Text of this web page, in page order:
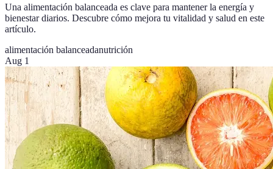
Una alimentación balanceada es clave para mantener la energía y
bienestar diarios. Descubre cómo mejora tu vitalidad y salud en este
artículo.
alimentación balanceadanutrición
Aug 1